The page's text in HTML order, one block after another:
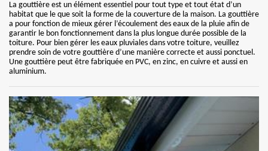
La gouttière est un élément essentiel pour tout type et tout état d’un
habitat que le que soit la forme de la couverture de la maison. La gouttière
a pour fonction de mieux gérer l’écoulement des eaux de la pluie afin de
garantir le bon fonctionnement dans la plus longue durée possible de la
toiture. Pour bien gérer les eaux pluviales dans votre toiture, veuillez
prendre soin de votre gouttière d’une manière correcte et aussi ponctuel.
Une gouttière peut être fabriquée en PVC, en zinc, en cuivre et aussi en
aluminium.